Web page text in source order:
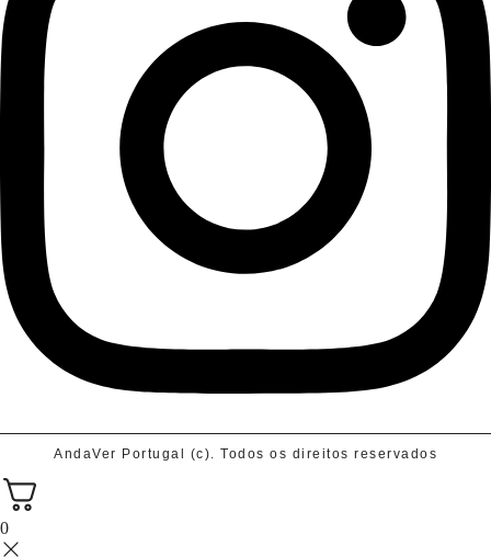
AndaVer Portugal (c). Todos os direitos reservados
0